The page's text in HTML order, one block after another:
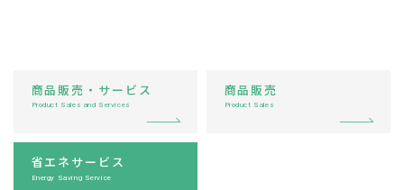
商品販売・サービス
Product Sales and Services
商品販売
Product Sales
省エネサービス
Energy Saving Service